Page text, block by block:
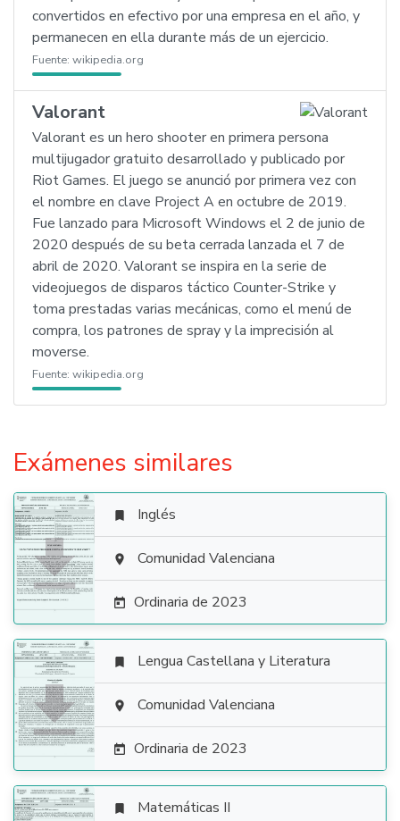
convertidos en efectivo por una empresa en el año, y
permanecen en ella durante más de un ejercicio.
Fuente: wikipedia.org
Valorant
Valorant es un hero shooter en primera persona
multijugador gratuito desarrollado y publicado por
Riot Games. El juego se anunció por primera vez con
el nombre en clave Project A en octubre de 2019.
Fue lanzado para Microsoft Windows el 2 de junio de
2020 después de su beta cerrada lanzada el 7 de
abril de 2020. Valorant se inspira en la serie de
videojuegos de disparos táctico Counter-Strike y
toma prestadas varias mecánicas, como el menú de
compra, los patrones de spray y la imprecisión al
moverse.
Fuente: wikipedia.org
Exámenes similares

 Inglés
 Comunidad Valenciana
 Ordinaria de 2023

 Lengua Castellana y Literatura
 Comunidad Valenciana
 Ordinaria de 2023
 Matemáticas II